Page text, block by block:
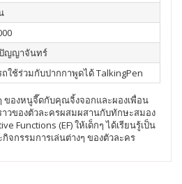
ญญาจันทร์
ถใช้ร่วมกับปากกาพูดได้ TalkingPen
ของหนูจี๊ดกับคุณจิ้งจอกและผองเพื่อน
าวของตัวละครผสมผสานกับทักษะสมอง
Functions (EF) ให้เด็กๆ ได้เรียนรู้เป็น
กรรมการเล่นต่างๆ ของตัวละคร